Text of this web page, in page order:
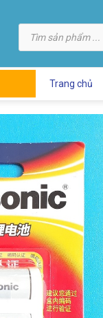
Tìm
kiếm
Trang chủ